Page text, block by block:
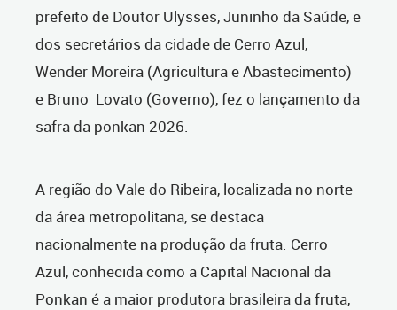
prefeito de Doutor Ulysses, Juninho da Saúde, e
dos secretários da cidade de Cerro Azul,
Wender Moreira (Agricultura e Abastecimento)
e Bruno Lovato (Governo), fez o lançamento da
safra da ponkan 2026.
A região do Vale do Ribeira, localizada no norte
da área metropolitana, se destaca
nacionalmente na produção da fruta. Cerro
Azul, conhecida como a Capital Nacional da
Ponkan é a maior produtora brasileira da fruta,